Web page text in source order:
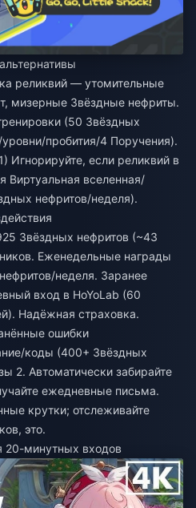
реликвий — утомительные
мизерные Звёздные нефриты.
(50 Звёздных
пробития/4 Поручения).
Игнорируйте, если реликвий в
Виртуальная вселенная/
нефритов/неделя).
Звёздных нефритов (~43
Еженедельные награды
неделя. Заранее
вход в HoYoLab (60
Надёжная страховка.
ошибки
коды (400+ Звёздных
2. Автоматически забирайте
ежедневные письма.
крутки; отслеживайте
это.
20-минутных входов